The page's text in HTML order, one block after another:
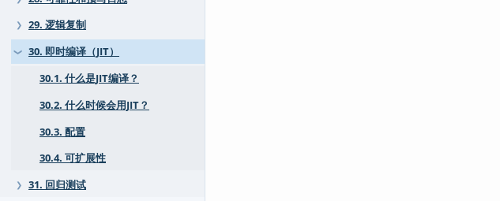
❯ 29. 逻辑复制
❯
30. 即时编译（JIT）
30.1. 什么是JIT编译？
30.2. 什么时候会用JIT？
30.3. 配置
30.4. 可扩展性
❯ 31. 回归测试